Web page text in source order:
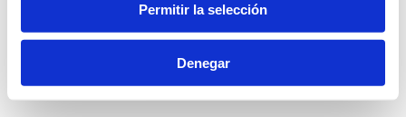
Permitir la selección
Denegar